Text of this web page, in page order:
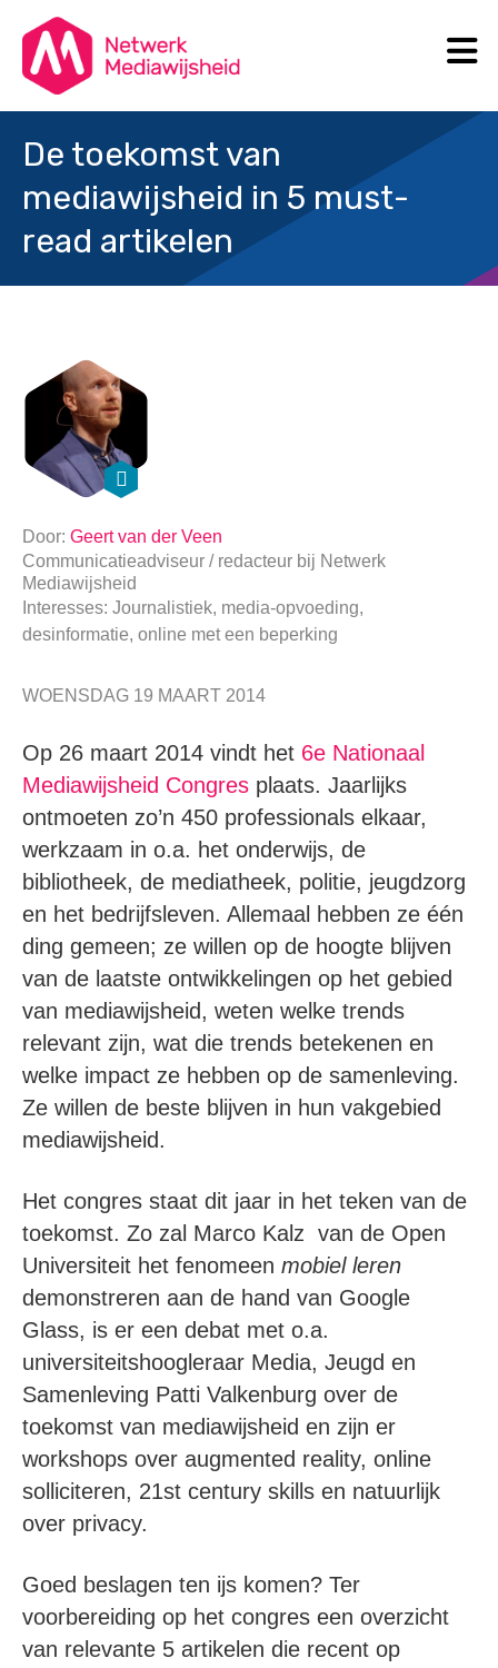
De toekomst van
mediawijsheid in 5 must-
read artikelen
Door: Geert van der Veen
Communicatieadviseur / redacteur bij Netwerk
Mediawijsheid
Interesses: Journalistiek, media-opvoeding,
desinformatie, online met een beperking
WOENSDAG 19 MAART 2014
Op 26 maart 2014 vindt het 6e Nationaal
Mediawijsheid Congres plaats. Jaarlijks
ontmoeten zo’n 450 professionals elkaar,
werkzaam in o.a. het onderwijs, de
bibliotheek, de mediatheek, politie, jeugdzorg
en het bedrijfsleven. Allemaal hebben ze één
ding gemeen; ze willen op de hoogte blijven
van de laatste ontwikkelingen op het gebied
van mediawijsheid, weten welke trends
relevant zijn, wat die trends betekenen en
welke impact ze hebben op de samenleving.
Ze willen de beste blijven in hun vakgebied
mediawijsheid.
Het congres staat dit jaar in het teken van de
toekomst. Zo zal Marco Kalz van de Open
Universiteit het fenomeen mobiel leren
demonstreren aan de hand van Google
Glass, is er een debat met o.a.
universiteitshoogleraar Media, Jeugd en
Samenleving Patti Valkenburg over de
toekomst van mediawijsheid en zijn er
workshops over augmented reality, online
solliciteren, 21st century skills en natuurlijk
over privacy.
Goed beslagen ten ijs komen? Ter
voorbereiding op het congres een overzicht
van relevante 5 artikelen die recent op